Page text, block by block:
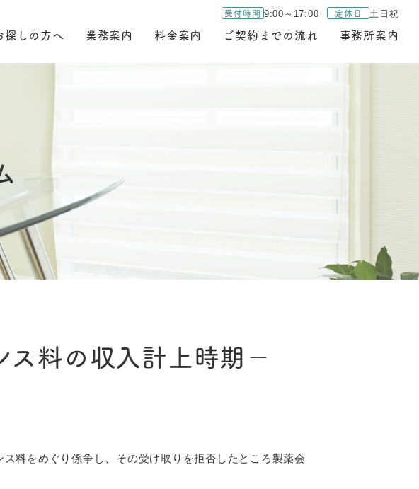
受付時間 9:00～17:00 定休日 土日祝
探しの方へ 業務案内 料金案内 ご契約までの流れ 事務所案内
料の収入計上時期－
料をめぐり係争し、その受け取りを拒否したところ製薬会